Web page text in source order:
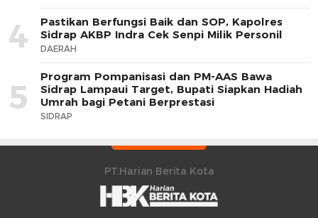
4
Pastikan Berfungsi Baik dan SOP, Kapolres
Sidrap AKBP Indra Cek Senpi Milik Personil
DAERAH
5
Program Pompanisasi dan PM-AAS Bawa
Sidrap Lampaui Target, Bupati Siapkan Hadiah
Umrah bagi Petani Berprestasi
SIDRAP
PT.Harian Berita Kota